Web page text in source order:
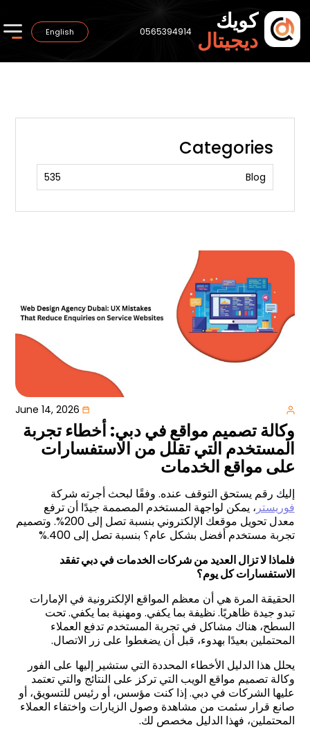
كويك
ديجيتال 0565394914
English
June 14, 2026
وكالة تصميم مواقع في دبي: أخطاء تجربة
المستخدم التي تقلل من الاستفسارات
على مواقع الخدمات
إليك رقم يستحق التوقف عنده. وفقًا لبحث أجرته شركة
فوريستر ، يمكن لواجهة المستخدم المصممة جيدًا أن ترفع
معدل تحويل موقعك الإلكتروني بنسبة تصل إلى 200%. وتصميم
تجربة مستخدم أفضل بشكل عام؟ بنسبة تصل إلى 400
%.
فلماذا لا تزال العديد من شركات الخدمات في دبي تفقد
الاستفسارات كل يوم؟
الحقيقة المرة هي أن معظم المواقع الإلكترونية في الإمارات
تبدو جيدة ظاهريًا. نظيفة بما يكفي. ومهنية بما يكفي. تحت
السطح، هناك مشاكل في تجربة المستخدم تدفع العملاء
المحتملين بعيدًا بهدوء، قبل أن يضغطوا على زر الاتصال.
يحلل هذا الدليل الأخطاء المحددة التي ستشير إليها على الفور
وكالة تصميم مواقع الويب التي تركز على النتائج والتي تعتمد
عليها الشركات في دبي. إذا كنت مؤسس، أو رئيس للتسويق، أو
صانع قرار سئمت من مشاهدة وصول الزيارات واختفاء العملاء
المحتملين، فهذا الدليل مخصص لك.
Categories
Blog
535